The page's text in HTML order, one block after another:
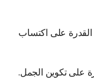
على اكتساب
على تكوين الجمل.